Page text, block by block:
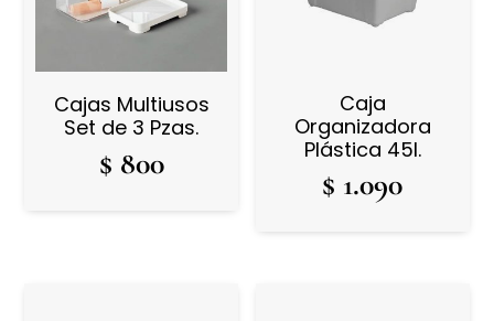
Cajas Multiusos
Set de 3 Pzas.
$ 800
Caja
Organizadora
Plástica 45l.
$ 1.090